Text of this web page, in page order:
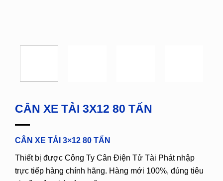
CÂN XE TẢI 3X12 80 TẤN
CÂN XE TẢI 3×12 80 TẤN
Thiết bị được Công Ty Cân Điện Tử Tài Phát nhập
trực tiếp hàng chính hãng. Hàng mới 100%, đúng tiêu